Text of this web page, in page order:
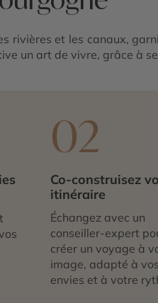
rivières et les canaux,
un art de vivre, grâce à
02
Co-construisez
itinéraire
Échangez avec un
conseiller-expert
créer un voyage à
image, adapté à vos
envies et à votre